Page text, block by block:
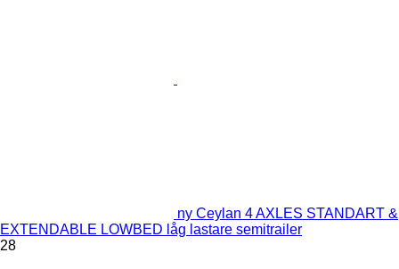
ny Ceylan 4 AXLES STANDART &
EXTENDABLE LOWBED låg lastare semitrailer
28